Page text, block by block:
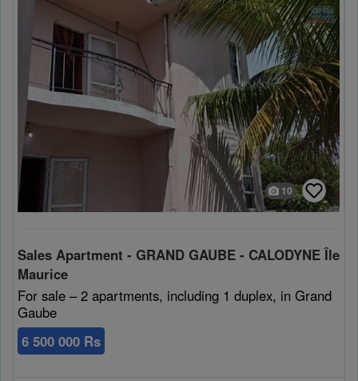
10
Sales Apartment - GRAND GAUBE - CALODYNE Île
Maurice
For sale – 2 apartments, including 1 duplex, in Grand
Gaube
6 500 000 Rs